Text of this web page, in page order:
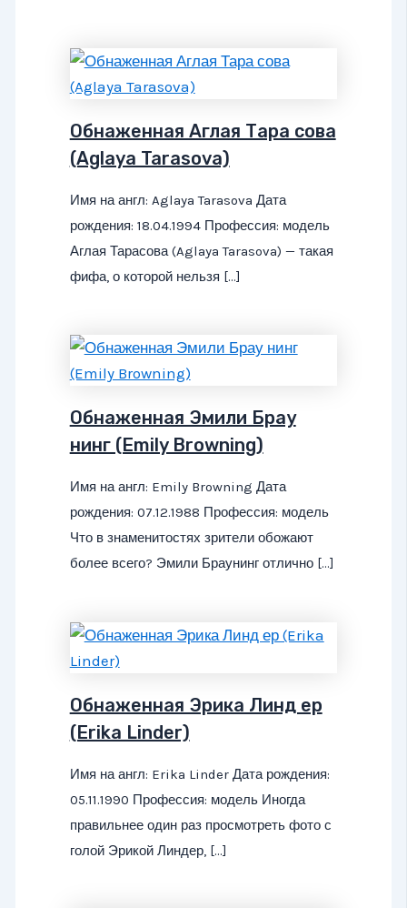
Обнаженная Аглая Тара сова
(Aglaya Tarasova)
Имя на англ: Aglaya Tarasova Дата
рождения: 18.04.1994 Профессия: модель
Аглая Тарасова (Aglaya Tarasova) — такая
фифа, о которой нельзя […]
Обнаженная Эмили Брау
нинг (Emily Browning)
Имя на англ: Emily Browning Дата
рождения: 07.12.1988 Профессия: модель
Что в знаменитостях зрители обожают
более всего? Эмили Браунинг отлично […]
Обнаженная Эрика Линд ер
(Erika Linder)
Имя на англ: Erika Linder Дата рождения:
05.11.1990 Профессия: модель Иногда
правильнее один раз просмотреть фото с
голой Эрикой Линдер, […]